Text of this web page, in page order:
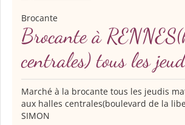
Brocante
Brocante à
centrales) tous les
Marché à la brocante tous les jeudis
aux halles centrales(boulevard de la
SIMON